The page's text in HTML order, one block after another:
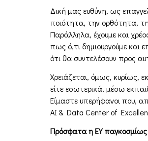
Δική µας ευθύνη, ως
ποιότητα, την ορθότητα,
Παράλληλα, έχουµε και
πως ό,τι δηµιουργούµε και
ότι θα συντελέσουν προς
Χρειάζεται, όµως, κυρίως,
είτε εσωτερικά, µέσω
Είµαστε υπερήφανοι που,
AI & Data Center of
Πρόσφατα η ΕΥ παγκοσµίως